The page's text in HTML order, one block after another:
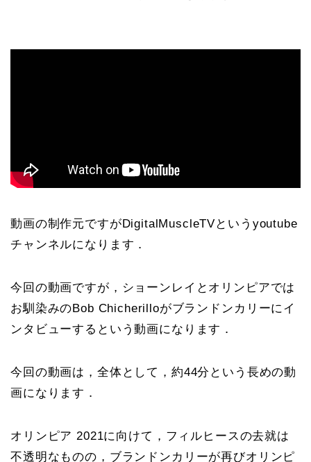
動画の制作元ですがDigitalMuscleTVというyoutube
チャンネルになります．
今回の動画ですが，ショーンレイとオリンピアでは
お馴染みのBob Chicherilloがブランドンカリーにイ
ンタビューするという動画になります．
今回の動画は，全体として，約44分という長めの動
画になります．
オリンピア 2021に向けて，フィルヒースの去就は
不透明なものの，ブランドンカリーが再びオリンピ